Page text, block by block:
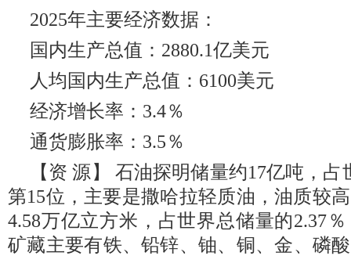
2025年主要经济数据：
国内生产总值：2880.1亿美元
人均国内生产总值：6100美元
经济增长率：3.4％
通货膨胀率：3.5％
【资 源】 石油探明储量约17亿吨，
第15位，主要是撒哈拉轻质油，油质较
4.58万亿立方米，占世界总储量的2.37
矿藏主要有铁、铅锌、铀、铜、金、磷